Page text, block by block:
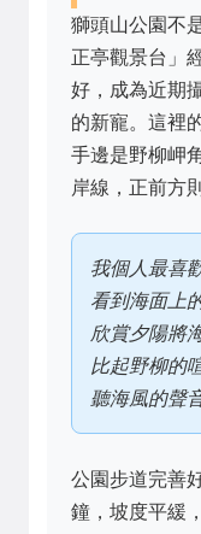
獅頭山公園不
正亭觀景台」
好，成為近期
的新寵。這裡
手邊是野柳岬
岸線，正前方
我個人最喜
看到海面上
欣賞夕陽將
比起野柳的
聽海風的聲音
公園步道完善
鐘，坡度平緩